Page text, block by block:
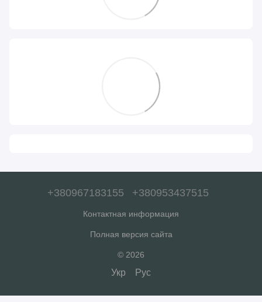
+380967183155 +380953437515
Контактная информация
Полная версия сайта
© 2026
Укр Рус